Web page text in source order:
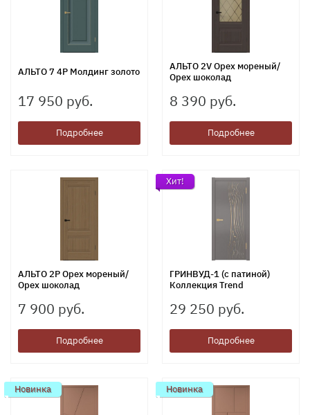
АЛЬТО 7 4Р Молдинг золото
17 950 руб.
Подробнее
АЛЬТО 2V Орех мореный/
Орех шоколад
8 390 руб.
Подробнее
АЛЬТО 2P Орех мореный/
Орех шоколад
7 900 руб.
Подробнее
Хит!
ГРИНВУД-1 (с патиной)
Коллекция Trend
29 250 руб.
Подробнее
Новинка Новинка